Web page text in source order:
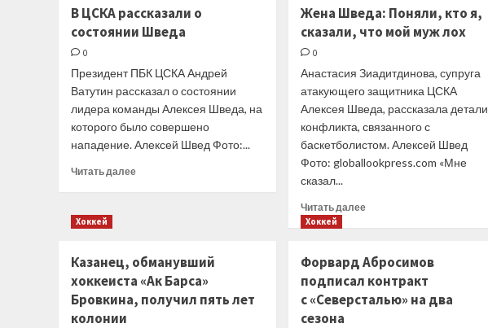
женской
Суперлиги
Если
Перес
Максом
–
его
сразу
уволят
как
команды
скорость
на
улицах
Баку
В ЦСКА рассказали о
состоянии Шведа
0
Президент ПБК ЦСКА Андрей
Ватутин рассказал о состоянии
лидера команды Алексея Шведа, на
которого было совершено
нападение. Алексей Швед Фото:...
Читать далееПрочитать
о
состоянии
Жена Шведа: Поняли, кто я,
сказали, что мой муж лох
0
Анастасия Зиадитдинова, супруга
атакующего защитника ЦСКА
Алексея Шведа, рассказала детали
конфликта, связанного с
баскетболистом. Алексей Швед
Фото: globallookpress.com «Мне
сказал...
Читать далееПрочитать
Шведа:
Поняли,
кто
Хоккей
Казанец, обманувший
хоккеиста «Ак Барса»
Бровкина, получил пять лет
колонии
Хоккей
Форвард Абросимов
подписал контракт
с «Северсталью» на два
сезона